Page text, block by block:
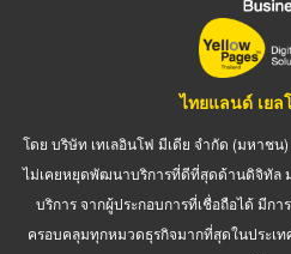
ไทยแลนด์ เยล
โดย บริษัท เทเลอินโฟ มีเดีย จำกัด (มหาชน
ไม่เคยหยุดพัฒนาบริการที่ดีที่สุดด้านดิจิทัล
บริการ จากผู้ประกอบการที่เชื่อถือได้ มีก
ครอบคลุมทุกหมวดธุรกิจมากที่สุดในประเ